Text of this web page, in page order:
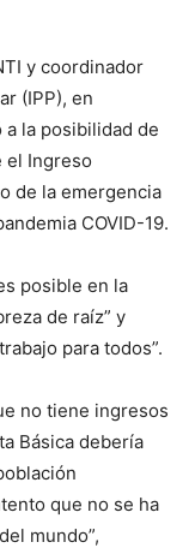
y coordinador
(IPP), en
a la posibilidad de
el Ingreso
de la emergencia
COVID-19.
posible en la
de raíz” y
para todos”.
no tiene ingresos
Básica debería
que no se ha
mundo”,